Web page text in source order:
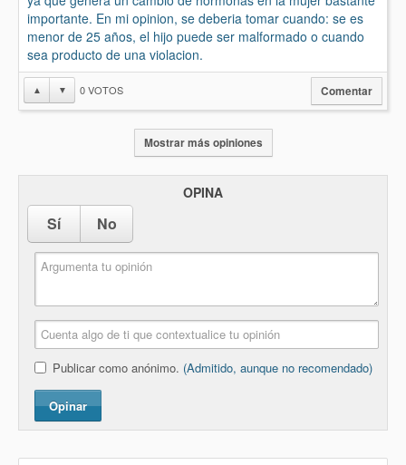
importante. En mi opinion, se deberia tomar cuando: se es
menor de 25 años, el hijo puede ser malformado o cuando
sea producto de una violacion.
▲ ▼ 0VOTOS Comentar
Mostrar más opiniones
OPINA
Sí No
Publicar como anónimo. (Admitido, aunque no recomendado)
Opinar